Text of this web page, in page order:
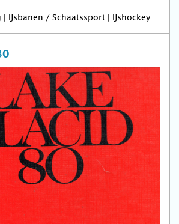
IJsbanen / Schaatssport | IJshockey